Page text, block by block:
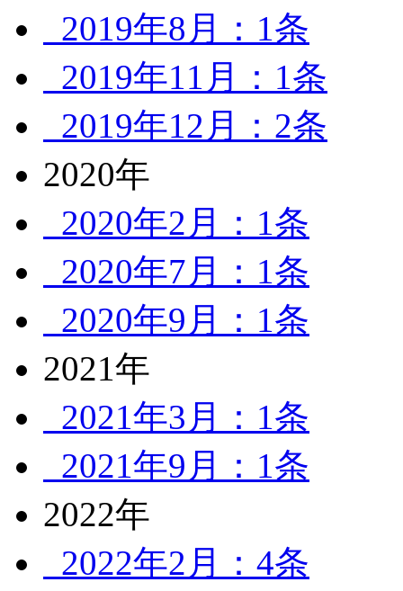
2019年8月：1条
2019年11月：1条
2019年12月：2条
2020年
2020年2月：1条
2020年7月：1条
2020年9月：1条
2021年
2021年3月：1条
2021年9月：1条
2022年
2022年2月：4条